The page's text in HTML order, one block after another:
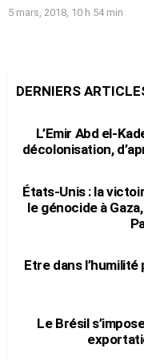
5 mars, 2018, 10 h 54 min
DERNIERS
L’Emir Abd el-
décolonisation,
États-Unis : la
le génocide à
Etre dans
Le Brésil